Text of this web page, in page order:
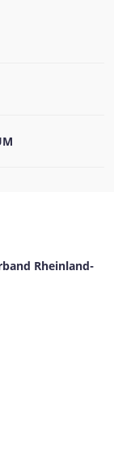
Rheinland-